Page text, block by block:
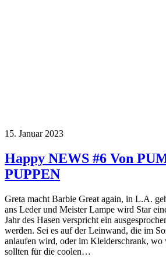
15. Januar 2023
Happy NEWS #6 Von
PUPPEN
Greta macht Barbie Great again, in L.A.
ans Leder und Meister Lampe wird Star
Jahr des Hasen verspricht ein
werden. Sei es auf der Leinwand, die im
anlaufen wird, oder im Kleiderschrank, wo
sollten für die coolen…